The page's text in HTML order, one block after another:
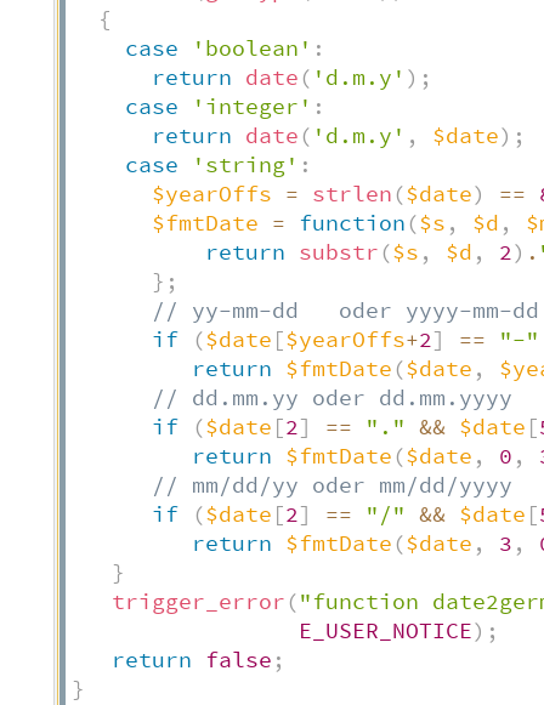
{
case
'boolean' :
return date ( 'd.m.y' ) ;
case
'integer' :
return date ( 'd.m.y' , $date) ;
case
'string' :
$yearOffs = strlen ($date) ==
$fmtDate = function ($s , $d ,
return substr ($s , $d , 2) .
} ;
// yy-mm-dd   oder yyyy-mm-dd
if
($date [$yearOffs+2] ==
"-"
return $fmtDate ($date ,
// dd.mm.yy oder dd.mm.yyyy
if
($date [2] == "." && $date [
return $fmtDate ($date , 0 ,
// mm/dd/yy oder mm/dd/yyyy
if
($date [2] == "/" && $date [
return $fmtDate ($date , 3 ,
}
trigger_error ("function
E_USER_NOTICE) ;
return false ;
}